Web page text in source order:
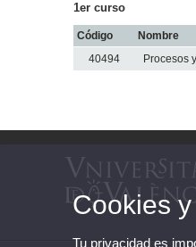
1er curso
Código Nombre
40494 Procesos
Cookies
Tu privacidad es